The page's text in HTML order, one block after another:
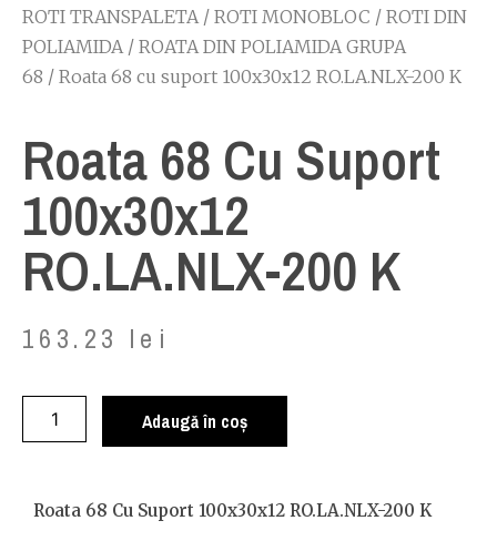
ROTI TRANSPALETA/ ROTI MONOBLOC / ROTI DIN
POLIAMIDA/ ROATA DIN POLIAMIDA GRUPA
68 / Roata 68 cu suport 100x30x12 RO.LA.NLX-200 K
Roata 68 Cu Suport
100x30x12
RO.LA.NLX-200 K
163.23 lei
Adaugă în coș
Roata 68 Cu Suport 100x30x12 RO.LA.NLX-200 K